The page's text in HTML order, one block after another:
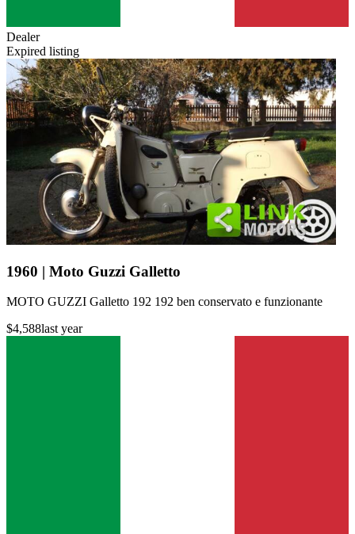
Dealer
Expired listing
1960 | Moto Guzzi Galletto
MOTO GUZZI Galletto 192 192 ben conservato e funzionante
$4,588last year